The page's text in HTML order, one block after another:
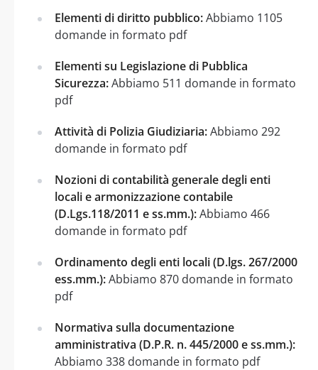
Elementi di diritto pubblico:Abbiamo 1105
domande in formato pdf
Elementi su Legislazione di Pubblica
Sicurezza:Abbiamo 511 domande in formato
pdf
Attività di Polizia Giudiziaria:Abbiamo 292
domande in formato pdf
Nozioni di contabilità generale degli enti
locali e armonizzazione contabile
(D.Lgs.118/2011 e ss.mm.):Abbiamo 466
domande in formato pdf
Ordinamento degli enti locali (D.lgs. 267/2000
ess.mm.):Abbiamo 870 domande in formato
pdf
Normativa sulla documentazione
amministrativa (D.P.R. n. 445/2000 e ss.mm.):
Abbiamo 338 domande in formato pdf